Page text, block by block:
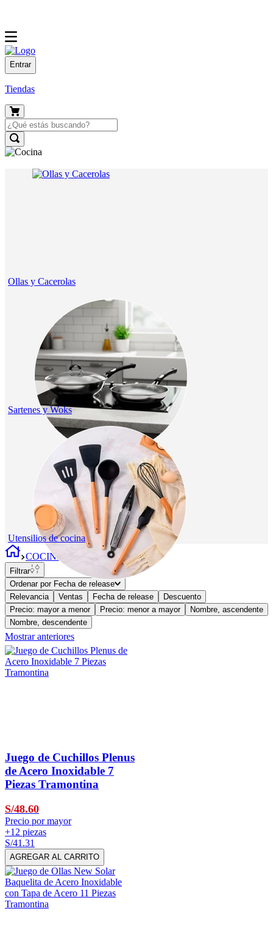
Entrar
Tiendas
Ollas y Cacerolas
Sartenes y Woks
Utensilios de cocina
COCINA
Filtrar
Ordenar por Fecha de release
Relevancia
Ventas Fecha de release
Descuento
Precio: mayor a menor
Precio: menor a mayor
Nombre, ascendente
Nombre, descendente
Mostrar anteriores
Juego de Cuchillos Plenus
de Acero Inoxidable 7
Piezas Tramontina
S/48.60
Precio por mayor
+12 piezas
S/41.31
AGREGAR AL CARRITO